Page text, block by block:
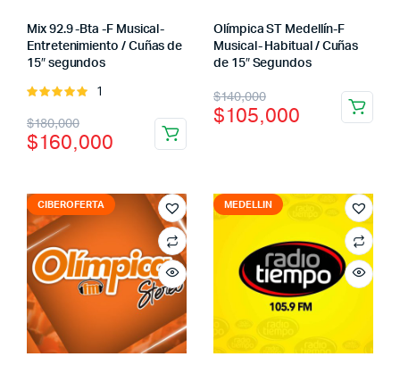
Mix 92.9 -Bta -F Musical-
Entretenimiento / Cuñas de
15″ segundos
Valorado
de 5
1
$180,000
El
precio
era:
$180,000.
$160,000
El
precio
es:
$160,000.
Olímpica ST Medellín-F
Musical- Habitual / Cuñas
de 15″ Segundos
$140,000
El
precio
$140,000.
$105,000
El
precio
$105,000.
CIBEROFERTA MEDELLIN